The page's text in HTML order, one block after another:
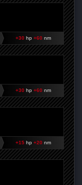
+30 hp+60 nm
+30 hp+60 nm
+15 hp+20 nm